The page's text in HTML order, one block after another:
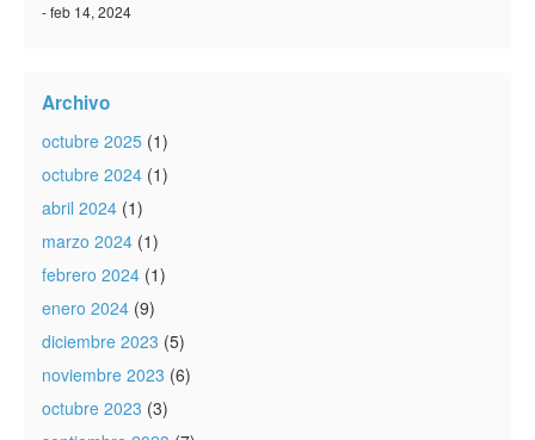
- feb 14, 2024
Archivo
octubre 2025 (1)
octubre 2024 (1)
abril 2024 (1)
marzo 2024 (1)
febrero 2024 (1)
enero 2024 (9)
diciembre 2023 (5)
noviembre 2023 (6)
octubre 2023 (3)